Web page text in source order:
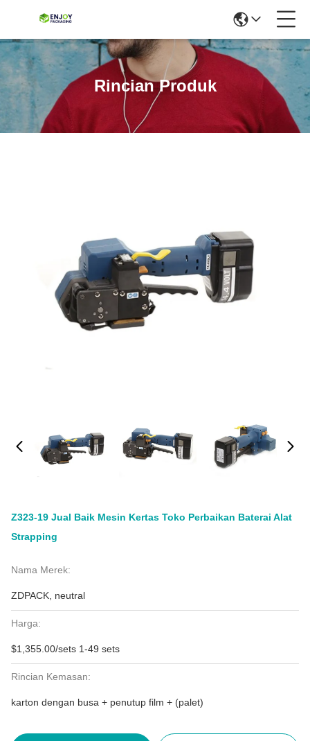
Rincian Produk
Z323-19 Jual Baik Mesin Kertas Toko Perbaikan Baterai Alat
Strapping
Nama Merek:
ZDPACK, neutral
Harga:
$1,355.00/sets 1-49 sets
Rincian Kemasan:
karton dengan busa + penutup film + (palet)